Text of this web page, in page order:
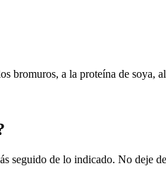
bromuros, a la proteína de soya,
seguido de lo indicado. No deje